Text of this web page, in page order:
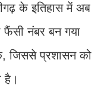
के इतिहास में अब
फैंसी नंबर बन गया
जिससे प्रशासन को
है।